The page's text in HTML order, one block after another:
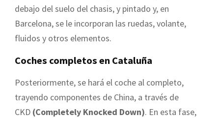
debajo del suelo del chasis, y pintado y, en
Barcelona, se le incorporan las ruedas, volante,
fluidos y otros elementos.
Coches completos en Cataluña
Posteriormente, se hará el coche al completo,
trayendo componentes de China, a través de
CKD (Completely Knocked Down). En esta fase,